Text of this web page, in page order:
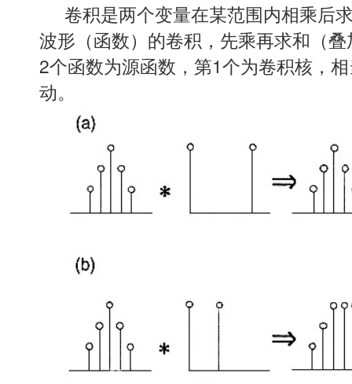
卷积是两个变量在某范围内相乘后
波形（函数）的卷积，先乘再求和（
2个函数为源函数，第1个为卷积核，
动。